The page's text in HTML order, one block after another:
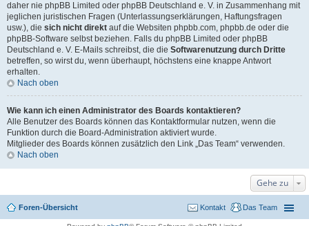
daher nie phpBB Limited oder phpBB Deutschland e. V. in Zusammenhang mit
jeglichen juristischen Fragen (Unterlassungserklärungen, Haftungsfragen
usw.), die sich nicht direkt auf die Websiten phpbb.com, phpbb.de oder die
phpBB-Software selbst beziehen. Falls du phpBB Limited oder phpBB
Deutschland e. V. E-Mails schreibst, die die Softwarenutzung durch Dritte
betreffen, so wirst du, wenn überhaupt, höchstens eine knappe Antwort
erhalten.
Nach oben
Wie kann ich einen Administrator des Boards kontaktieren?
Alle Benutzer des Boards können das Kontaktformular nutzen, wenn die
Funktion durch die Board-Administration aktiviert wurde.
Mitglieder des Boards können zusätzlich den Link „Das Team“ verwenden.
Nach oben
Gehe zu
Foren-Übersicht Das Team
Kontakt